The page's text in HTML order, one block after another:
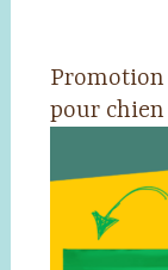
pour chien